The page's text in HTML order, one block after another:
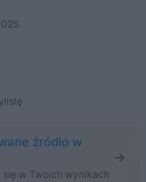
źródło w
się w Twoich wynikach